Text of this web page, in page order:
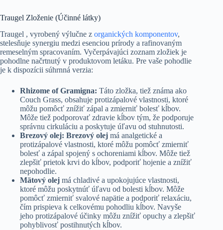
Traugel Zloženie (Účinné látky)
Traugel , vyrobený výlučne z organických komponentov,
stelesňuje synergiu medzi esenciou prírody a rafinovaným
remeselným spracovaním. Vyčerpávajúci zoznam zložiek je
pohodlne načrtnutý v produktovom letáku. Pre vaše pohodlie
je k dispozícii súhrnná verzia:
Rhizome of Gramigna: Táto zložka, tiež známa ako
Couch Grass, obsahuje protizápalové vlastnosti, ktoré
môžu pomôcť znížiť zápal a zmierniť bolesť kĺbov.
Môže tiež podporovať zdravie kĺbov tým, že podporuje
správnu cirkuláciu a poskytuje úľavu od stuhnutosti.
Brezový olej: Brezový olej má analgetické a
protizápalové vlastnosti, ktoré môžu pomôcť zmierniť
bolesť a zápal spojený s ochoreniami kĺbov. Môže tiež
zlepšiť prietok krvi do kĺbov, podporiť hojenie a znížiť
nepohodlie.
Mätový olej má chladivé a upokojujúce vlastnosti,
ktoré môžu poskytnúť úľavu od bolesti kĺbov. Môže
pomôcť zmierniť svalové napätie a podporiť relaxáciu,
čím prispieva k celkovému pohodliu kĺbov. Navyše
jeho protizápalové účinky môžu znížiť opuchy a zlepšiť
pohyblivosť postihnutých kĺbov.